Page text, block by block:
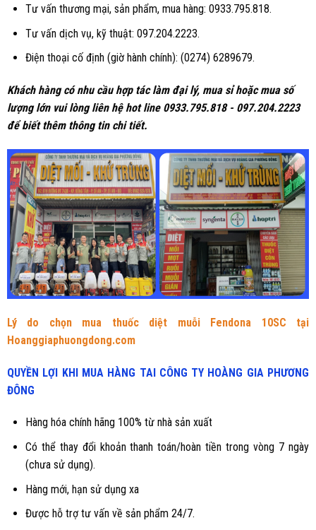
Tư vấn thương mại, sản phẩm, mua hàng: 0933.795.818.
Tư vấn dịch vụ, kỹ thuật: 097.204.2223.
Điện thoại cố định (giờ hành chính): (0274) 6289679.
Khách hàng có nhu cầu hợp tác làm đại lý, mua sỉ hoặc mua số
lượng lớn vui lòng liên hệ hot line 0933.795.818 - 097.204.2223
để biết thêm thông tin chi tiết.
Lý do chọn mua thuốc diệt muỗi Fendona 10SC tại
Hoanggiaphuongdong.com
QUYỀN LỢI KHI MUA HÀNG TAI CÔNG TY HOÀNG GIA PHƯƠNG
ĐÔNG
Hàng hóa chính hãng 100% từ nhà sản xuất
Có thể thay đổi khoản thanh toán/hoàn tiền trong vòng 7 ngày
(chưa sử dụng).
Hàng mới, hạn sử dụng xa
Được hỗ trợ tư vấn về sản phẩm 24/7.